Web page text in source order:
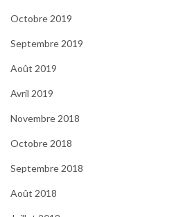
Octobre 2019
Septembre 2019
Août 2019
Avril 2019
Novembre 2018
Octobre 2018
Septembre 2018
Août 2018